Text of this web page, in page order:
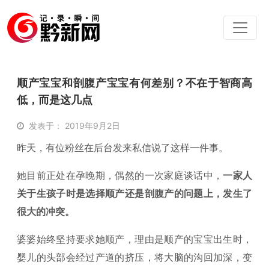
顺产宝宝和剖腹产宝宝有何差别？不在于智商高
低，而是这几点
发表于： 2019年9月2日
昨天，有位粉丝在后台发来私信说了这样一件事。
她目前正处在孕晚期，偶然的一次家庭谈话中，一家人
关于生孩子时是选择顺产还是剖腹产的问题上，发生了
很大的冲突。
婆婆始终坚持要求她顺产，理由是顺产的宝宝出生时，
婴儿的头部会经过产道的挤压，将大脑的沟回加深，变